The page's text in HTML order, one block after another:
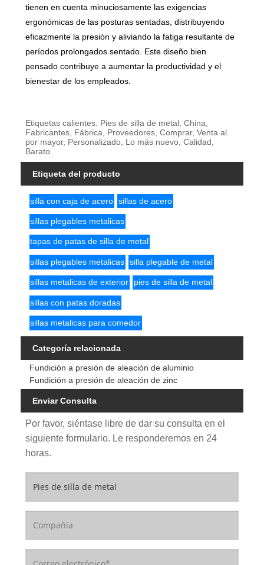
tienen en cuenta minuciosamente las exigencias
ergonómicas de las posturas sentadas, distribuyendo
eficazmente la presión y aliviando la fatiga resultante de
períodos prolongados sentado. Este diseño bien
pensado contribuye a aumentar la productividad y el
bienestar de los empleados.
Etiquetas calientes: Pies de silla de metal, China,
Fabricantes, Fábrica, Proveedores, Comprar, Venta al
por mayor, Personalizado, Lo más nuevo, Calidad,
Barato
Etiqueta del producto
silla con caja de acero sillas de acero
sillas plegables metalicas
tapas de patas de silla de metal
sillas plegables metalicas silla plegable de metal
sillas metalicas de exterior pies de silla de metal
sillas con patas doradas
sillas metalicas para comedor
Categoría relacionada
Fundición a presión de aleación de aluminio
Fundición a presión de aleación de zinc
Enviar Consulta
Por favor, siéntase libre de dar su consulta en el
siguiente formulario. Le responderemos en 24
horas.